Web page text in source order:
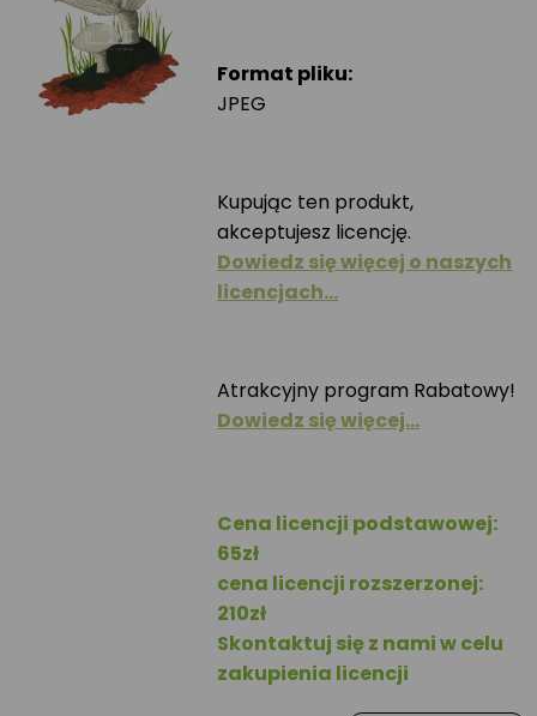
Format pliku:
JPEG
Kupując ten produkt,
akceptujesz licencję.
Dowiedz się więcej o naszych
licencjach…
Atrakcyjny program Rabatowy!
Dowiedz się więcej…
Cena licencji podstawowej:
65zł
cena licencji rozszerzonej:
210zł
Skontaktuj się z nami w celu
zakupienia licencji